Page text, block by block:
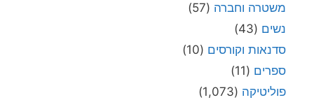
משטרה וחברה (57)
נשים (43)
סדנאות וקורסים (10)
ספרים (11)
פוליטיקה (1,073)